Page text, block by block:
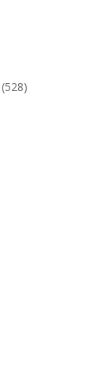
(528)